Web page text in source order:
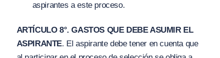
aspirantes a este proceso.
ARTÍCULO 8°. GASTOS QUE DEBE ASUMIR EL
ASPIRANTE. El aspirante debe tener en cuenta que